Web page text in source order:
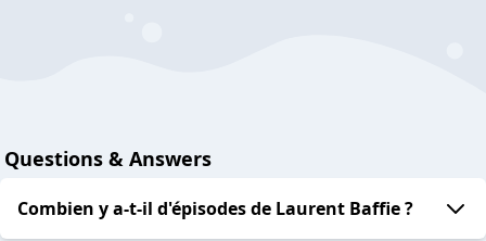
Questions & Answers
Combien y a-t-il d'épisodes de Laurent Baffie ?